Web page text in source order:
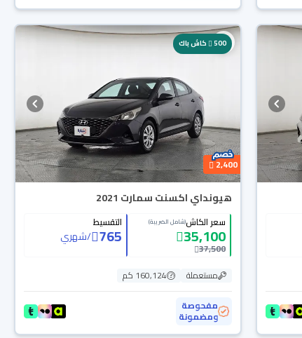
500 كاش باك
2,400
هيونداي اكسنت سمارت 2021
سعر الكاش(شامل الضريبة)
35,100
37,500
التقسيط
765
/شهري
مستعملة
160,124 كم
مفحوصة
ومضمونة